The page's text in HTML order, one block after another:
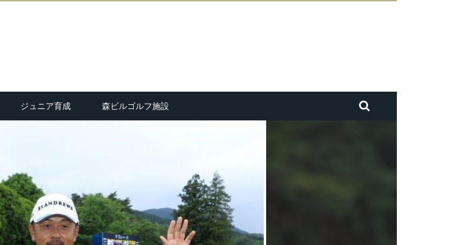
ジュニア育成 森ビルゴルフ施設